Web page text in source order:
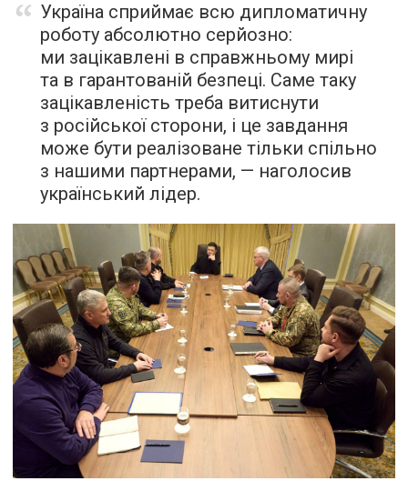
Україна сприймає всю дипломатичну
роботу абсолютно серйозно:
ми зацікавлені в справжньому мирі
та в гарантованій безпеці. Саме таку
зацікавленість треба витиснути
з російської сторони, і це завдання
може бути реалізоване тільки спільно
з нашими партнерами, — наголосив
український лідер.